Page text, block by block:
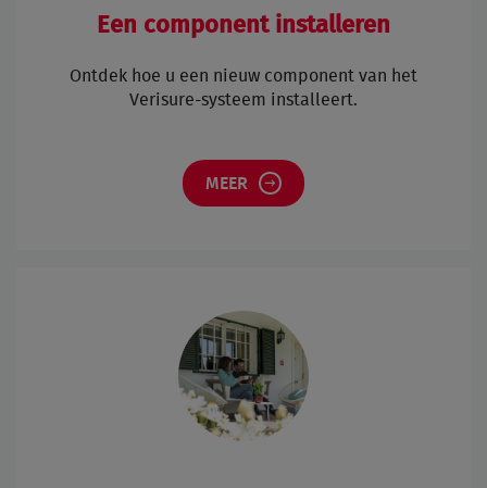
Een component installeren
Ontdek hoe u een nieuw component van het
Verisure-systeem installeert.
MEER